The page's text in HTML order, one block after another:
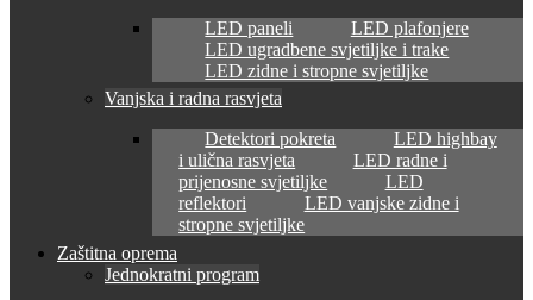
LED paneli
LED plafonjere
LED ugradbene svjetiljke i trake
LED zidne i stropne svjetiljke
Vanjska i radna rasvjeta
Detektori pokreta
LED highbay
i ulična rasvjeta
LED radne i
prijenosne svjetiljke
LED
reflektori
LED vanjske zidne i
stropne svjetiljke
Zaštitna oprema
Jednokratni program